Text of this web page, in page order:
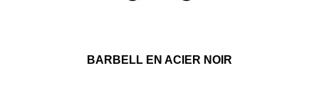
BARBELL EN ACIER NOIR